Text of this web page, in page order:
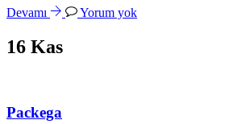
Devamı Yorum yok
16 Kas
Packega